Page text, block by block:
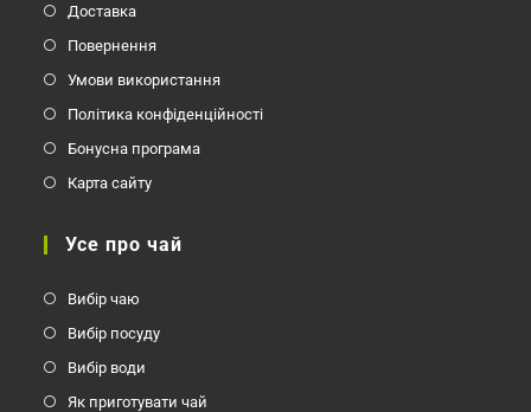
Доставка
Повернення
Умови використання
Політика конфіденційності
Бонусна програма
Карта сайту
Усе про чай
Вибір чаю
Вибір посуду
Вибір води
Як приготувати чай